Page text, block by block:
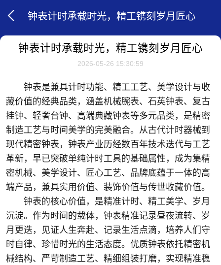
钟表计时承载时光，精工镌刻岁月匠心
钟表计时承载时光，精工镌刻岁月匠心
2026-05-26 15:30:59
钟表是兼具计时功能、精工工艺、美学设计与收
藏价值的经典品类，涵盖机械腕表、石英钟表、复古
挂钟、轻奢台钟、高端典藏钟表等多元品类，是精密
制造工艺与时间美学的完美融合。从古代计时器械到
现代精密钟表，钟表产业历经数百年技术迭代与工艺
革新，早已突破单纯计时工具的基础属性，成为集精
密机械、美学设计、匠心工艺、品牌底蕴于一体的高
端产品，兼具实用价值、装饰价值与传世收藏价值。
钟表的核心价值，是精准计时、精工美学、岁月
沉淀。作为时间的载体，钟表精准记录昼夜流转、岁
月更迭，见证人生奔赴、记录生活点滴，培养人们守
时自律、珍惜时光的生活态度。优质钟表依托精密机
械结构、严苛制造工艺、精细组装打磨，实现精准稳